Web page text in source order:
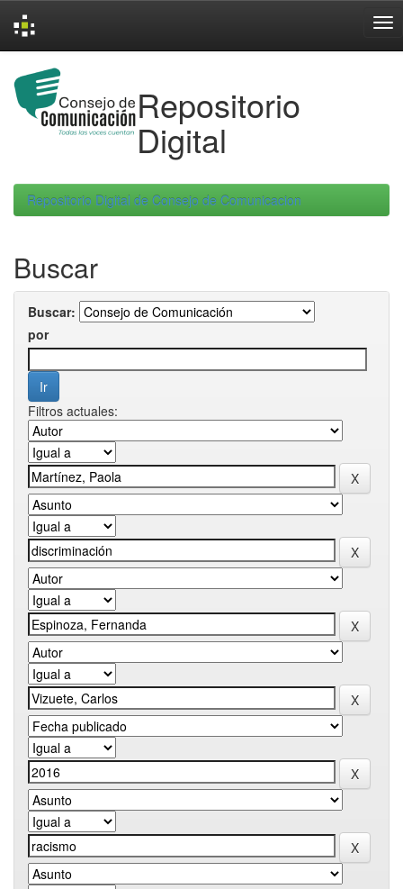
navigation
Repositorio
Digital
Repositorio Digital de Consejo de Comunicacion
Buscar
Buscar:
por
Filtros actuales: